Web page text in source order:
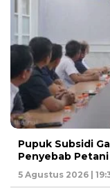
Pupuk Subsidi
Penyebab
5 Agustus 2026 |